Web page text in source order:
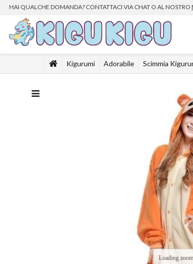
HAI QUALCHE DOMANDA? CONTATTACI VIA CHAT O ALNOSTRO
Kigurumi Adorabile Scimmia
Loading zoom